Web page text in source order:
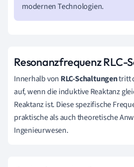
modernen Technologien.
Resonanzfrequenz RLC-
Innerhalb von RLC-Schaltungentritt
auf, wenn die induktive Reaktanz
Reaktanz ist. Diese spezifische
praktische als auch theoretische
Ingenieurwesen.